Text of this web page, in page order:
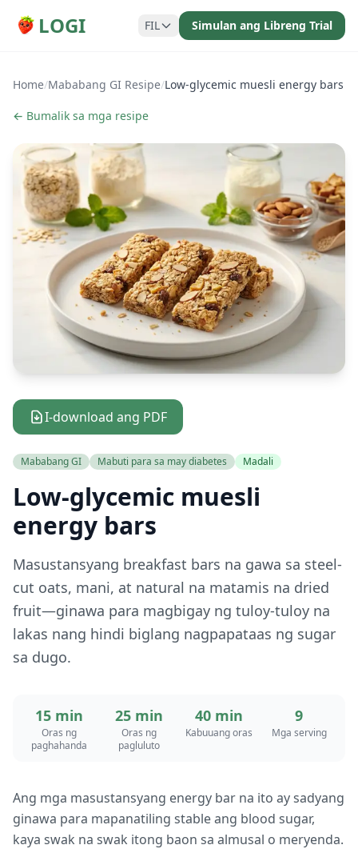
LOGI FIL Simulan ang Libreng Trial
Home/Mababang GI Resipe/Low-glycemic muesli energy bars
← Bumalik sa mga resipe
I-download ang PDF
Mababang GI Mabuti para sa may diabetes Madali
Low-glycemic muesli
energy bars
Masustansyang breakfast bars na gawa sa steel-
cut oats, mani, at natural na matamis na dried
fruit—ginawa para magbigay ng tuloy-tuloy na
lakas nang hindi biglang nagpapataas ng sugar
sa dugo.
15 min
Oras ng
paghahanda
25 min
Oras ng
pagluluto
40 min
Kabuuang oras
9
Mga serving
Ang mga masustansyang energy bar na ito ay sadyang
ginawa para mapanatiling stable ang blood sugar,
kaya swak na swak itong baon sa almusal o meryenda.